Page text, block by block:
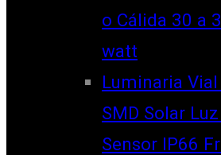
o Cálida 30 a
watt
Luminaria Vial
SMD Solar
Sensor IP66